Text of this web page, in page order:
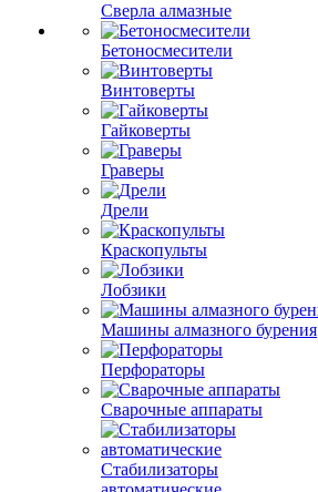
Сверла алмазные
Бетоносмесители
Винтоверты
Гайковерты
Граверы
Дрели
Краскопульты
Лобзики
Машины алмазного бурения
Перфораторы
Сварочные аппараты
Стабилизаторы